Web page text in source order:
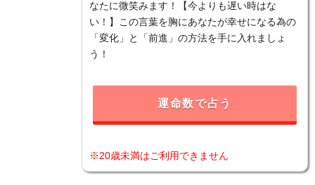
なたに微笑みます！【今よりも遅い時はな
い！】この言葉を胸にあなたが幸せになる為の
「変化」と「前進」の方法を手に入れましょ
う！
運命数で占う
※20歳未満はご利用できません